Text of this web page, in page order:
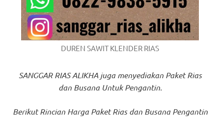
link
right
https://www.domainwatches.com
DUREN SAWIT KLENDER RIAS
SANGGAR RIAS ALIKHA juga menyediakan Paket Rias
dan Busana Untuk Pengantin.
Berikut Rincian Harga Paket Rias dan Busana Pengantin